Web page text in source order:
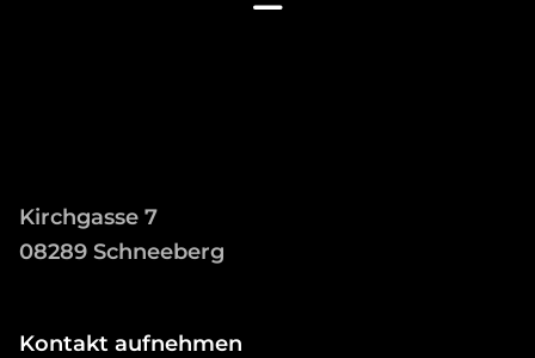
Kirchgasse 7
08289 Schneeberg
Kontakt aufnehmen